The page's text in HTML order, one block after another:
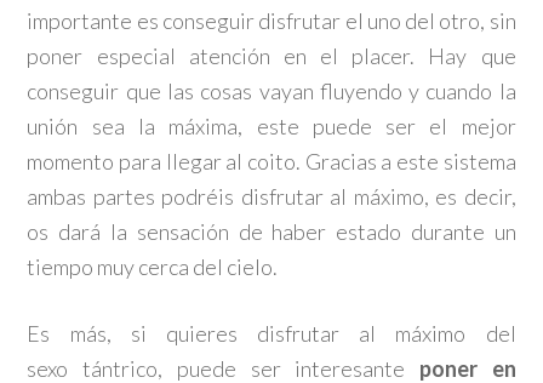
importante es conseguir disfrutar el uno del otro, sin
poner especial atención en el placer. Hay que
conseguir que las cosas vayan fluyendo y cuando la
unión sea la máxima, este puede ser el mejor
momento para llegar al coito. Gracias a este sistema
ambas partes podréis disfrutar al máximo, es decir,
os dará la sensación de haber estado durante un
tiempo muy cerca del cielo.
Es más, si quieres disfrutar al máximo del
sexo tántrico, puede ser interesante poner en